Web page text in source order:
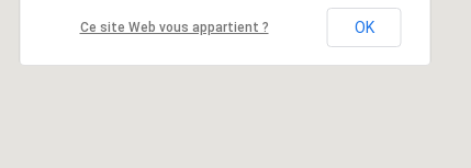
Ce site Web vous appartient ? OK
Ce site Web vous appartient ? OK